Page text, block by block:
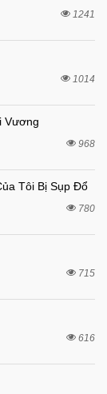
1241
1014
Vương
968
Tôi Bị Sụp Đổ
780
715
616